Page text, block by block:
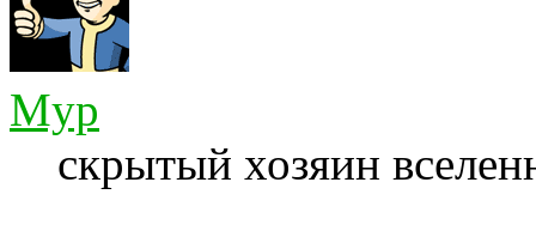
Myp
скрытый хозяин